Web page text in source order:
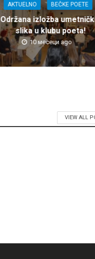
AKTUELNO BEČKE POETE
Održana izložba
slika u klubu poeta!
10 месеци ago
VIEW ALL